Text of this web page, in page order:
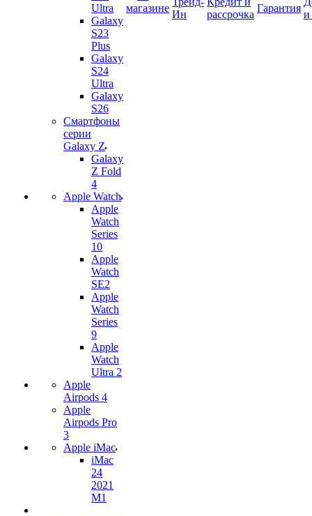
Ultra
Galaxy
S23
Plus
Galaxy
S24
Ultra
Galaxy
S26
Смартфоны
серии
Galaxy Z
Galaxy
Z Fold
4
Apple Watch
Apple
Watch
Series
10
Apple
Watch
SE2
Apple
Watch
Series
9
Apple
Watch
Ultra 2
Apple
Airpods 4
Apple
Airpods Pro
3
Apple iMac
iMac
24
2021
M1
магазине
Ин
рассрочка
Гарантия
и